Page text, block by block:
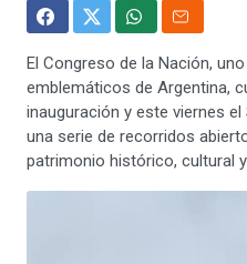
El Congreso de la Nación,
emblemáticos de Argentina,
inauguración y este viernes
una serie de recorridos
patrimonio histórico, cultural